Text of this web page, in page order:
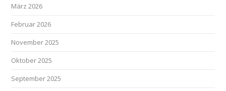
März 2026
Februar 2026
November 2025
Oktober 2025
September 2025